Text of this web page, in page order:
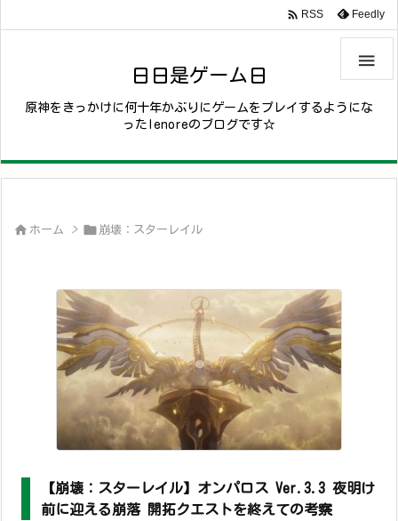
日日是ゲーム日
原神をきっかけに何十年かぶりにゲームをプレイするようにな
ったlenoreのブログです☆

 RSS Feedly
 ホーム >  崩壊：スターレイル
【崩壊：スターレイル】オンパロス Ver.3.3 夜明け
前に迎える崩落 開拓クエストを終えての考察